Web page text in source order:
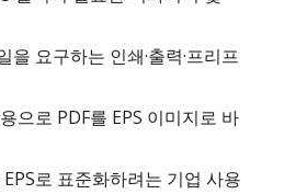
을 요구하는 인쇄·출력·프리프
으로 PDF를 EPS 이미지로 바
로 표준화하려는 기업 사용